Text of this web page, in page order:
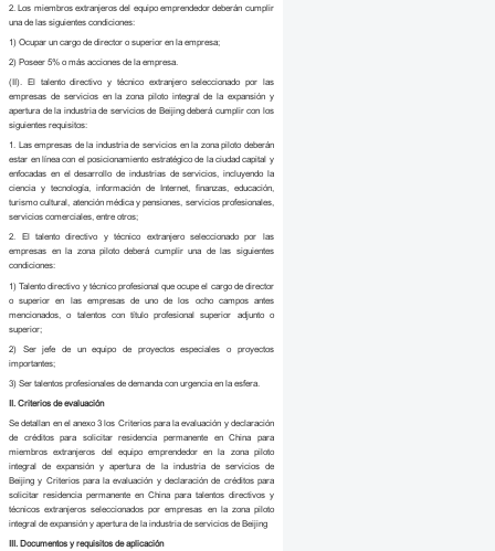
2. Los miembros extranjeros del equipo emprendedor deberán cumplir
una de las siguientes condiciones:
1) Ocupar un cargo de director o superior en la empresa;
2) Poseer 5% o más acciones de la empresa.
(II). El talento directivo y técnico extranjero seleccionado por las
empresas de servicios en la zona piloto integral de la expansión y
apertura de la industria de servicios de Beijing deberá cumplir con los
siguientes requisitos:
1. Las empresas de la industria de servicios en la zona piloto deberán
estar en línea con el posicionamiento estratégico de la ciudad capital y
enfocadas en el desarrollo de industrias de servicios, incluyendo la
ciencia y tecnología, información de Internet, finanzas, educación,
turismo cultural, atención médica y pensiones, servicios profesionales,
servicios comerciales, entre otros;
2. El talento directivo y técnico extranjero seleccionado por las
empresas en la zona piloto deberá cumplir una de las siguientes
condiciones:
1) Talento directivo y técnico profesional que ocupe el cargo de director
o superior en las empresas de uno de los ocho campos antes
mencionados, o talentos con título profesional superior adjunto o
superior;
2) Ser jefe de un equipo de proyectos especiales o proyectos
importantes;
3) Ser talentos profesionales de demanda con urgencia en la esfera.
II. Criterios de evaluación
Se detallan en el anexo 3 los Criterios para la evaluación y declaración
de créditos para solicitar residencia permanente en China para
miembros extranjeros del equipo emprendedor en la zona piloto
integral de expansión y apertura de la industria de servicios de
Beijing y Criterios para la evaluación y declaración de créditos para
solicitar residencia permanente en China para talentos directivos y
técnicos extranjeros seleccionados por empresas en la zona piloto
integral de expansión y apertura de la industria de servicios de Beijing
III. Documentos y requisitos de aplicación